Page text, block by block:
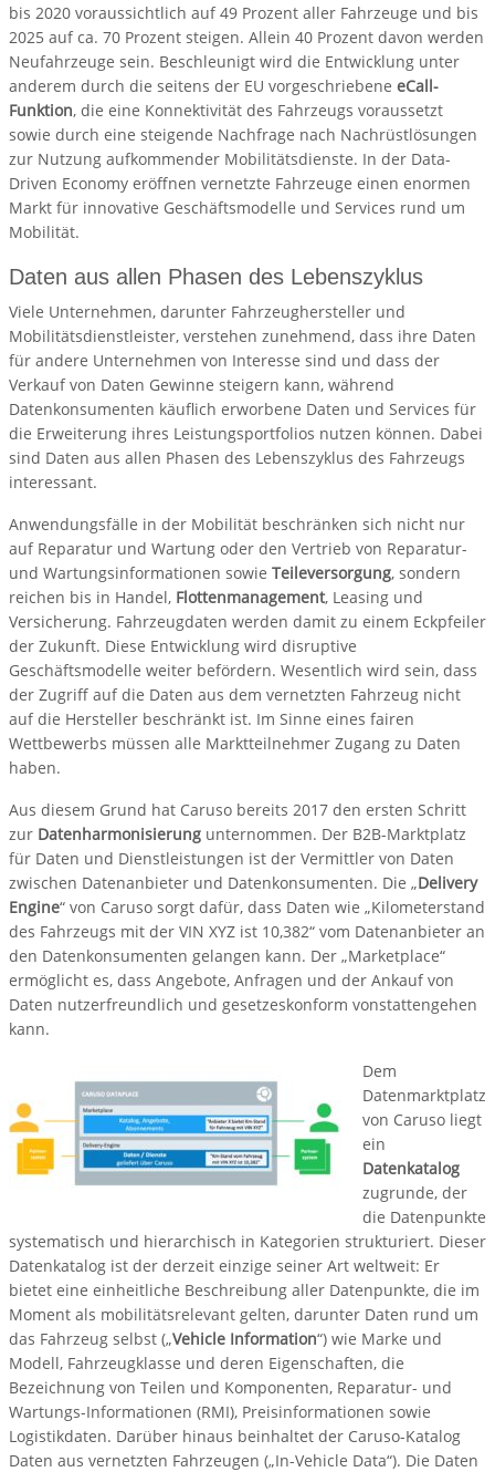
bis 2020 voraussichtlich auf 49 Prozent aller Fahrzeuge und bis
2025 auf ca. 70 Prozent steigen. Allein 40 Prozent davon werden
Neufahrzeuge sein. Beschleunigt wird die Entwicklung unter
anderem durch die seitens der EU vorgeschriebene eCall-
Funktion, die eine Konnektivität des Fahrzeugs voraussetzt
sowie durch eine steigende Nachfrage nach Nachrüstlösungen
zur Nutzung aufkommender Mobilitätsdienste. In der Data-
Driven Economy eröffnen vernetzte Fahrzeuge einen enormen
Markt für innovative Geschäftsmodelle und Services rund um
Mobilität.
Daten aus allen Phasen des Lebenszyklus
Viele Unternehmen, darunter Fahrzeughersteller und
Mobilitätsdienstleister, verstehen zunehmend, dass ihre Daten
für andere Unternehmen von Interesse sind und dass der
Verkauf von Daten Gewinne steigern kann, während
Datenkonsumenten käuflich erworbene Daten und Services für
die Erweiterung ihres Leistungsportfolios nutzen können. Dabei
sind Daten aus allen Phasen des Lebenszyklus des Fahrzeugs
interessant.
Anwendungsfälle in der Mobilität beschränken sich nicht nur
auf Reparatur und Wartung oder den Vertrieb von Reparatur-
und Wartungsinformationen sowie Teileversorgung, sondern
reichen bis in Handel, Flottenmanagement, Leasing und
Versicherung. Fahrzeugdaten werden damit zu einem Eckpfeiler
der Zukunft. Diese Entwicklung wird disruptive
Geschäftsmodelle weiter befördern. Wesentlich wird sein, dass
der Zugriff auf die Daten aus dem vernetzten Fahrzeug nicht
auf die Hersteller beschränkt ist. Im Sinne eines fairen
Wettbewerbs müssen alle Marktteilnehmer Zugang zu Daten
haben.
Aus diesem Grund hat Caruso bereits 2017 den ersten Schritt
zur Datenharmonisierung unternommen. Der B2B-Marktplatz
für Daten und Dienstleistungen ist der Vermittler von Daten
zwischen Datenanbieter und Datenkonsumenten. Die „Delivery
Engine“ von Caruso sorgt dafür, dass Daten wie „Kilometerstand
des Fahrzeugs mit der VIN XYZ ist 10,382“ vom Datenanbieter an
den Datenkonsumenten gelangen kann. Der „Marketplace“
ermöglicht es, dass Angebote, Anfragen und der Ankauf von
Daten nutzerfreundlich und gesetzeskonform vonstattengehen
kann.
Dem
Datenmarktplatz
von Caruso liegt
ein
Datenkatalog
zugrunde, der
die Datenpunkte
systematisch und hierarchisch in Kategorien strukturiert. Dieser
Datenkatalog ist der derzeit einzige seiner Art weltweit: Er
bietet eine einheitliche Beschreibung aller Datenpunkte, die im
Moment als mobilitätsrelevant gelten, darunter Daten rund um
das Fahrzeug selbst („Vehicle Information“) wie Marke und
Modell, Fahrzeugklasse und deren Eigenschaften, die
Bezeichnung von Teilen und Komponenten, Reparatur- und
Wartungs-Informationen (RMI), Preisinformationen sowie
Logistikdaten. Darüber hinaus beinhaltet der Caruso-Katalog
Daten aus vernetzten Fahrzeugen („In-Vehicle Data“). Die Daten